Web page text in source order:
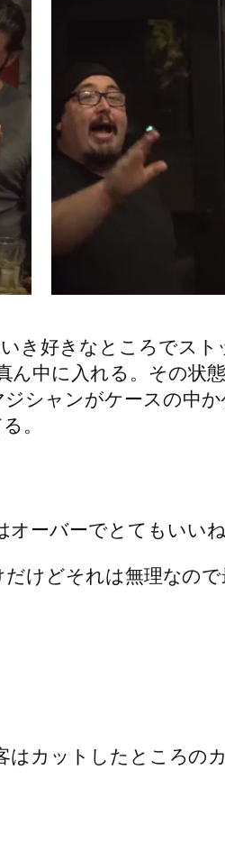
き好きなところでス
中に入れる。その状
シャンがケースの中か
。
ーバーでとてもいいね
けどそれは無理なので
カットしたところの